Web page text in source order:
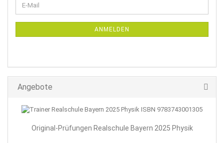
ZUR
E-
Mail
ANMELDEN
Angebote
Original-Prüfungen Realschule Bayern 2025 Physik